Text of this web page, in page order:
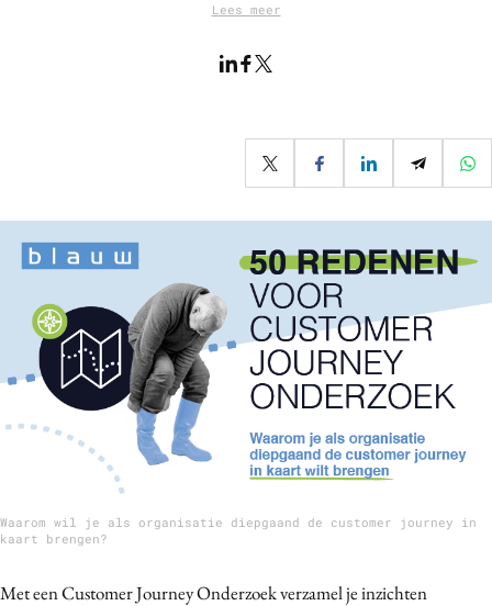
Campagnes
Contentmarketing
Craft
Customer Experience
Data & Insights
Digital transformation
Diversiteit
Gedragsverandering
Lees meer
Waarom wil je als organisatie diepgaand de customer journey in
kaart brengen?
Met een Customer Journey Onderzoek verzamel je inzichten